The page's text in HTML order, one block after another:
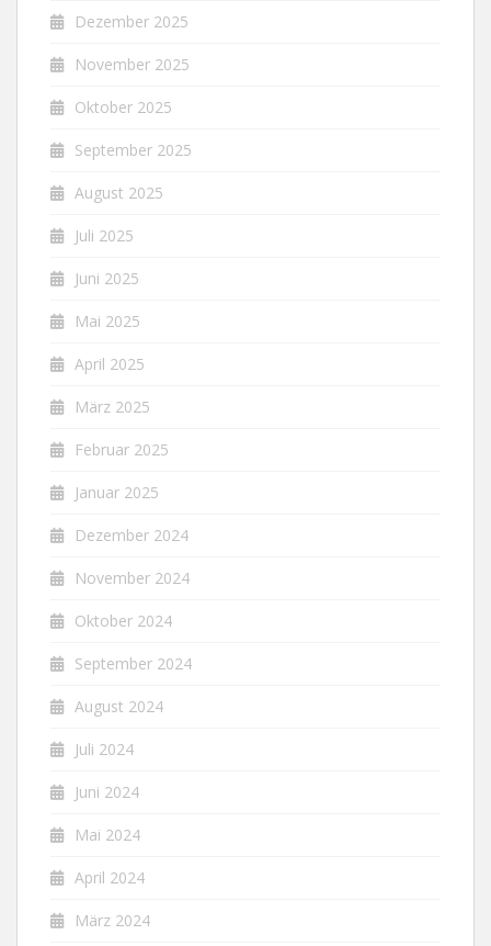
Dezember 2025
November 2025
Oktober 2025
September 2025
August 2025
Juli 2025
Juni 2025
Mai 2025
April 2025
März 2025
Februar 2025
Januar 2025
Dezember 2024
November 2024
Oktober 2024
September 2024
August 2024
Juli 2024
Juni 2024
Mai 2024
April 2024
März 2024